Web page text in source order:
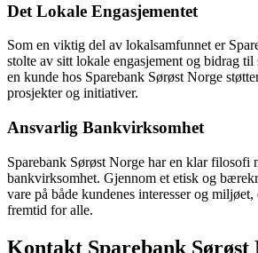
Det Lokale Engasjementet
Som en viktig del av lokalsamfunnet er
stolte av sitt lokale engasjement og bidrag
en kunde hos Sparebank Sørøst Norge
prosjekter og initiativer.
Ansvarlig Bankvirksomhet
Sparebank Sørøst Norge har en klar filosofi
bankvirksomhet. Gjennom et etisk og
vare på både kundenes interesser og
fremtid for alle.
Kontakt Sparebank Sørøst